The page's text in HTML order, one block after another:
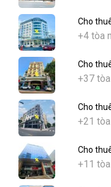
Cho
+4 tòa
Cho
+37
Cho
+21
Cho
+11